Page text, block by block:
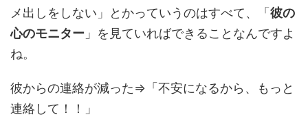
メ出しをしない」とかっていうのはすべて、「彼の
心のモニター 」を見ていればできることなんですよ
ね。
彼からの連絡が減った⇒「不安になるから、もっと
連絡して！！」